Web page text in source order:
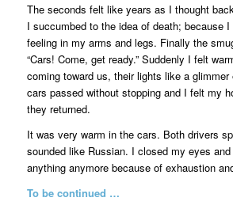
The seconds felt like years as I thought
I succumbed to the idea of death; because I
feeling in my arms and legs. Finally the
“Cars! Come, get ready.” Suddenly I felt
coming toward us, their lights like a
cars passed without stopping and I felt my
they returned.
It was very warm in the cars. Both drivers
sounded like Russian. I closed my eyes and
anything anymore because of exhaustion
To be continued …